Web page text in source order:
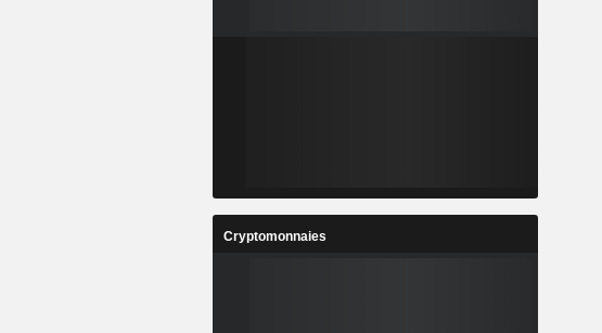
Cryptomonnaies